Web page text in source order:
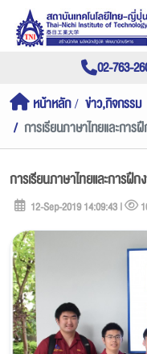
02-763-
หน้าหลัก
ข่าว,กิจกรรม
การเรียนภาษาไทยและการ
การเรียนภาษาไทยและการฝึก
12-Sep-2019 14:09:43 |